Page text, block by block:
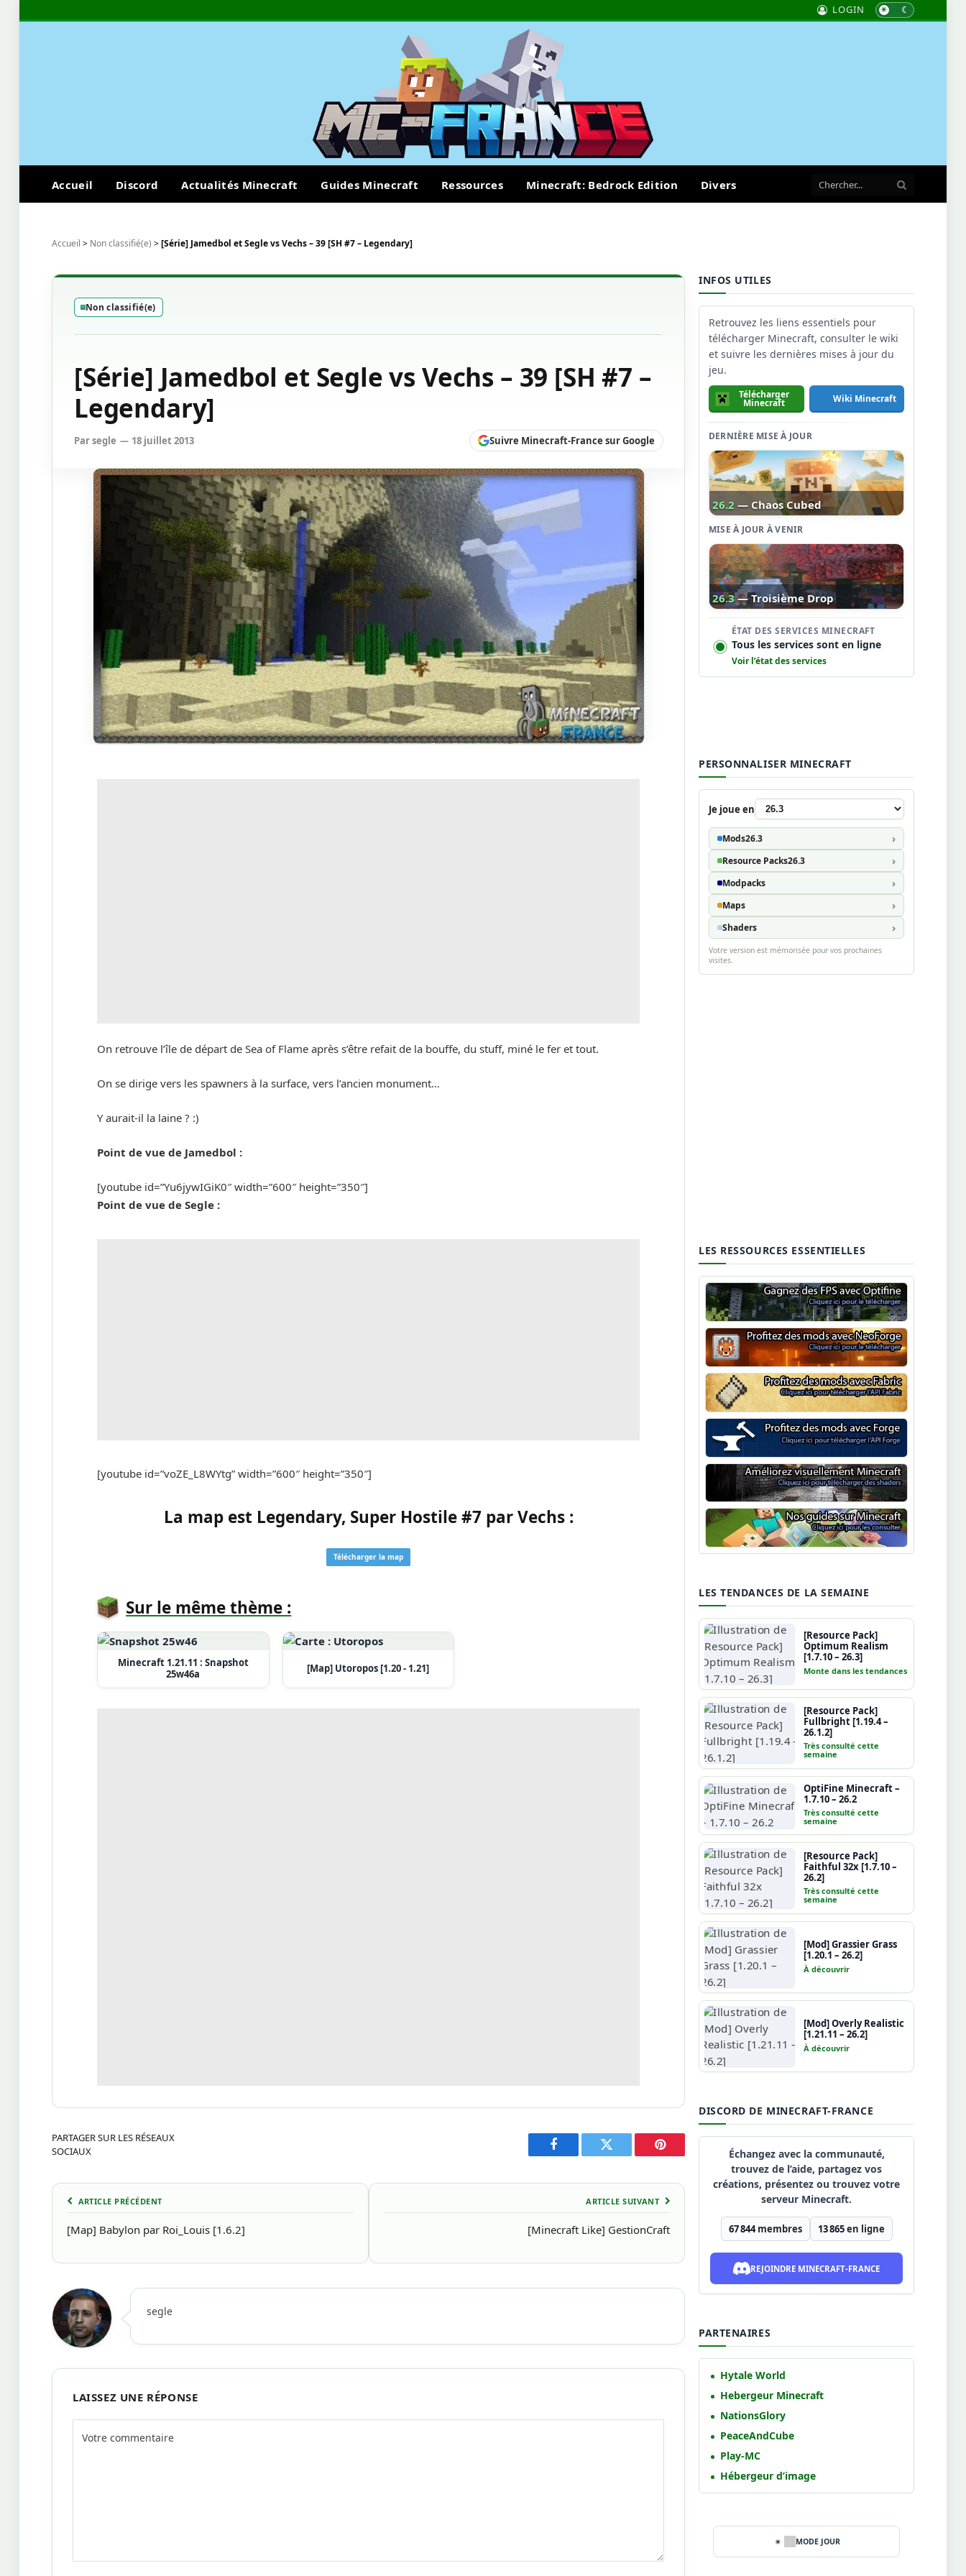
LOGIN
Accueil Discord Actualités Minecraft Guides Minecraft Ressources Minecraft: Bedrock Edition Divers
Accueil > Non classifié(e) >[Série] Jamedbol et Segle vs Vechs – 39 [SH #7 – Legendary]
Non classifié(e)
[Série] Jamedbol et Segle vs Vechs – 39 [SH #7 –
Legendary]
Parsegle 18 juillet 2013 Suivre Minecraft-France sur Google
On retrouve l’île de départ de Sea of Flame après s’être refait de la bouffe, du stuff, miné le fer et tout.
On se dirige vers les spawners à la surface, vers l’ancien monument…
Y aurait-il la laine ? :)
Point de vue de Jamedbol :
[youtube id=”Yu6jywIGiK0″ width=”600″ height=”350″]
Point de vue de Segle :
[youtube id=”voZE_L8WYtg” width=”600″ height=”350″]
La map est Legendary, Super Hostile #7 par Vechs :
Télécharger la map
Sur le même thème :
Minecraft 1.21.11 : Snapshot
25w46a
[Map] Utoropos [1.20 - 1.21]
PARTAGER SUR LES RÉSEAUX
SOCIAUX
Facebook Twitter Pinterest
ARTICLE PRÉCÉDENT
[Map] Babylon par Roi_Louis [1.6.2]
ARTICLE SUIVANT
[Minecraft Like] GestionCraft
segle
LAISSEZ UNE RÉPONSE
INFOS UTILES
Retrouvez les liens essentiels pour
télécharger Minecraft, consulter le wiki
et suivre les dernières mises à jour du
jeu.
Télécharger
Minecraft Wiki Minecraft
DERNIÈRE MISE À JOUR
26.2 — Chaos Cubed
MISE À JOUR À VENIR
26.3 — Troisième Drop
ÉTAT DES SERVICES MINECRAFT
Tous les services sont en ligne
Voir l’état des services
PERSONNALISER MINECRAFT
Je joue en
Mods26.3
Resource Packs26.3
Modpacks
Maps
Shaders
Votre version est mémorisée pour vos prochaines
visites.
LES RESSOURCES ESSENTIELLES
Optifine
NeoForge
Minecraft Fabric
Minecraft Forge
Shaders Minecraft
Guide Minecraft
LES TENDANCES DE LA SEMAINE
[Resource Pack]
Optimum Realism
[1.7.10 – 26.3]
Monte dans les tendances
[Resource Pack]
Fullbright [1.19.4 –
26.1.2]
Très consulté cette
semaine
OptiFine Minecraft –
1.7.10 – 26.2
Très consulté cette
semaine
[Resource Pack]
Faithful 32x [1.7.10 –
26.2]
Très consulté cette
semaine
[Mod] Grassier Grass
[1.20.1 – 26.2]
À découvrir
[Mod] Overly Realistic
[1.21.11 – 26.2]
À découvrir
DISCORD DE MINECRAFT-FRANCE
Échangez avec la communauté,
trouvez de l’aide, partagez vos
créations, présentez ou trouvez votre
serveur Minecraft.
67 844membres 13 865en ligne
REJOINDRE MINECRAFT-FRANCE
PARTENAIRES
Hytale World
Hebergeur Minecraft
NationsGlory
PeaceAndCube
Play-MC
Hébergeur d’image
MODE JOUR